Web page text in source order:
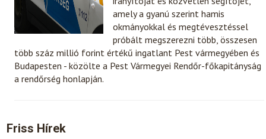
amely a gyanú szerint hamis
okmányokkal és megtévesztéssel
próbált megszerezni több, összesen
több száz millió forint értékű ingatlant Pest vármegyében és
Budapesten - közölte a Pest Vármegyei Rendőr-főkapitányság
a rendőrség honlapján.
Friss Hírek